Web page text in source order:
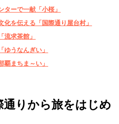
ーで一献「小桜」
を伝える「国際通り屋台村」
流求茶館」
ゆうなんぎい」
覇まちま～い」
通りから旅をはじめ